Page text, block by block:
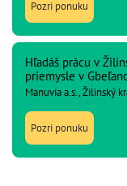
Pozri ponuku
Hľadáš prácu v
priemysle v
Manuvia a.s., Žilinský
Pozri ponuku